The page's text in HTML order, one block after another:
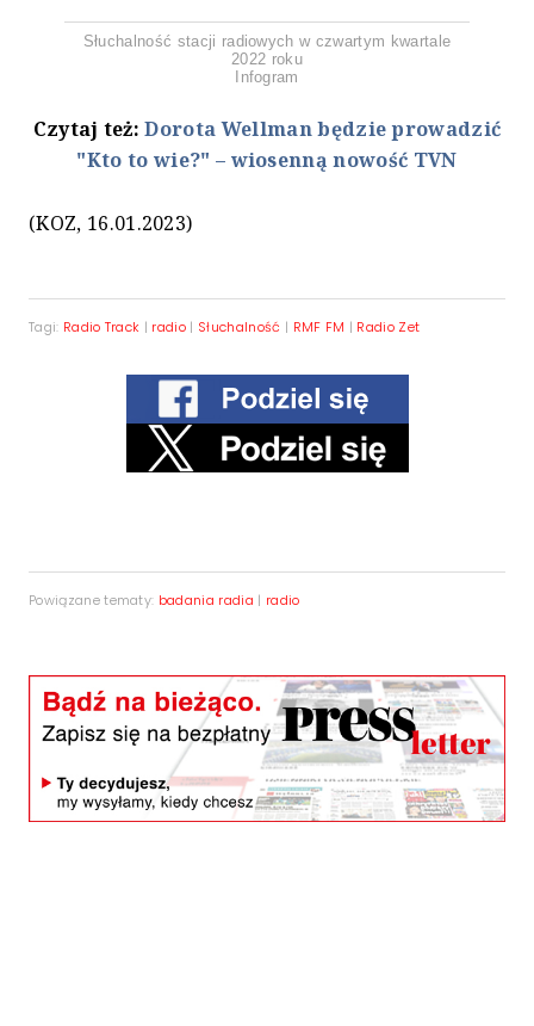
Słuchalność stacji radiowych w czwartym kwartale
2022 roku
Infogram
Czytaj też:Dorota Wellman będzie prowadzić
"Kto to wie?" – wiosenną nowość TVN
(KOZ, 16.01.2023)
Tagi: Radio Track | radio | Słuchalność | RMF FM | Radio Zet
Powiązane tematy: badania radia | radio